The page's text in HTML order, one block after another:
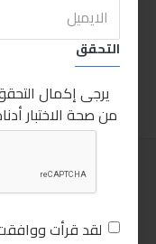
التحقق
يرجى إكمال
من صحة الاختبار
لقد قرأت
قلم اختبار زيت الفرامل
500.00LE
اضافة للسلة